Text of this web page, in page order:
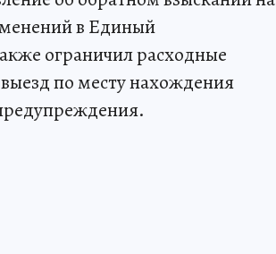
в Единый
ограничил расходные
по месту нахождения